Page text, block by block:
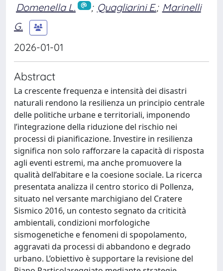
Domenella L. ; Quagliarini E.; Marinelli
G.
2026-01-01
Abstract
La crescente frequenza e intensità dei disastri
naturali rendono la resilienza un principio centrale
delle politiche urbane e territoriali, imponendo
l’integrazione della riduzione del rischio nei
processi di pianificazione. Investire in resilienza
significa non solo rafforzare la capacità di risposta
agli eventi estremi, ma anche promuovere la
qualità dell’abitare e la coesione sociale. La ricerca
presentata analizza il centro storico di Pollenza,
situato nel versante marchigiano del Cratere
Sismico 2016, un contesto segnato da criticità
ambientali, condizioni morfologiche
sismogenetiche e fenomeni di spopolamento,
aggravati da processi di abbandono e degrado
urbano. L’obiettivo è supportare la revisione del